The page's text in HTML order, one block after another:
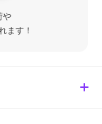
や
ます！